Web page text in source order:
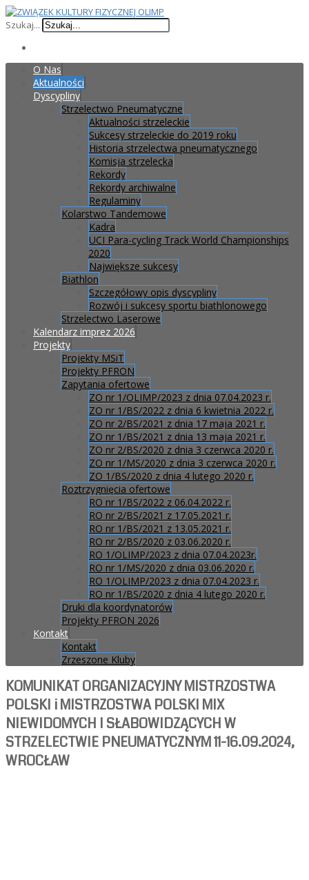
Szukaj...
O Nas
Aktualności
Dyscypliny
Strzelectwo Pneumatyczne
Aktualności strzeleckie
Sukcesy strzeleckie do 2019 roku
Historia strzelectwa pneumatycznego
Komisja strzelecka
Rekordy
Rekordy archiwalne
Regulaminy
Kolarstwo Tandemowe
Kadra
UCI Para-cycling Track World Championships
2020
Największe sukcesy
Biathlon
Szczegółowy opis dyscypliny
Rozwój i sukcesy sportu biathlonowego
Strzelectwo Laserowe
Kalendarz imprez 2026
Projekty
Projekty MSiT
Projekty PFRON
Zapytania ofertowe
ZO nr 1/OLIMP/2023 z dnia 07.04.2023 r.
ZO nr 1/BS/2022 z dnia 6 kwietnia 2022 r.
ZO nr 2/BS/2021 z dnia 17 maja 2021 r.
ZO nr 1/BS/2021 z dnia 13 maja 2021 r.
ZO nr 2/BS/2020 z dnia 3 czerwca 2020 r.
ZO nr 1/MS/2020 z dnia 3 czerwca 2020 r.
ZO 1/BS/2020 z dnia 4 lutego 2020 r.
Roztrzygnięcia ofertowe
RO nr 1/BS/2022 z 06.04.2022 r.
RO nr 2/BS/2021 z 17.05.2021 r.
RO nr 1/BS/2021 z 13.05.2021 r.
RO nr 2/BS/2020 z 03.06.2020 r.
RO 1/OLIMP/2023 z dnia 07.04.2023r.
RO nr 1/MS/2020 z dnia 03.06.2020 r.
RO 1/OLIMP/2023 z dnia 07.04.2023 r.
RO nr 1/BS/2020 z dnia 4 lutego 2020 r.
Druki dla koordynatorów
Projekty PFRON 2026
Kontakt
Kontakt
Zrzeszone Kluby
KOMUNIKAT ORGANIZACYJNY MISTRZOSTWA
POLSKI i MISTRZOSTWA POLSKI MIX
NIEWIDOMYCH I SŁABOWIDZĄCYCH W
STRZELECTWIE PNEUMATYCZNYM 11-16.09.2024,
WROCŁAW